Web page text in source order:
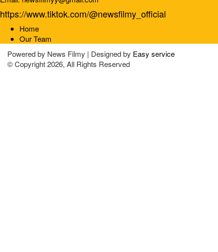
https://www.tiktok.com/@newsfilmy_official
Home
Our Team
Powered by News Filmy | Designed by Easy service
© Copyright 2026, All Rights Reserved